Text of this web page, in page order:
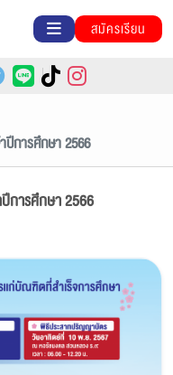
สมัครเรียน
การศึกษา 2566
การศึกษา 2566